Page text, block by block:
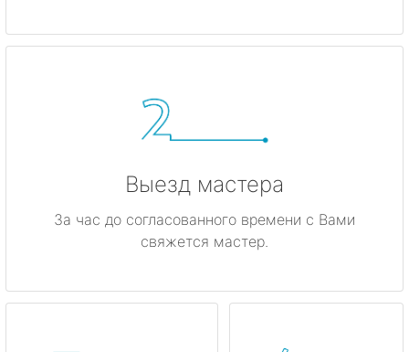
Выезд мастера
За час до согласованного времени с Вами
свяжется мастер.